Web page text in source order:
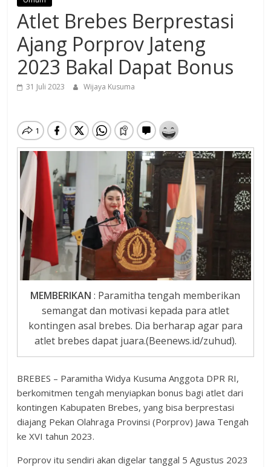
Atlet Brebes Berprestasi
Ajang Porprov Jateng
2023 Bakal Dapat Bonus
31 Juli 2023 Wijaya Kusuma
MEMBERIKAN : Paramitha tengah memberikan
semangat dan motivasi kepada para atlet
kontingen asal brebes. Dia berharap agar para
atlet brebes dapat juara.(Beenews.id/zuhud).
BREBES – Paramitha Widya Kusuma Anggota DPR RI,
berkomitmen tengah menyiapkan bonus bagi atlet dari
kontingen Kabupaten Brebes, yang bisa berprestasi
diajang Pekan Olahraga Provinsi (Porprov) Jawa Tengah
ke XVI tahun 2023.
Porprov itu sendiri akan digelar tanggal 5 Agustus 2023